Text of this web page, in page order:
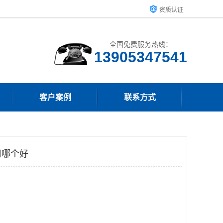
资质认证
全国免费服务热线：
13905347541
客户案例 联系方式
个好